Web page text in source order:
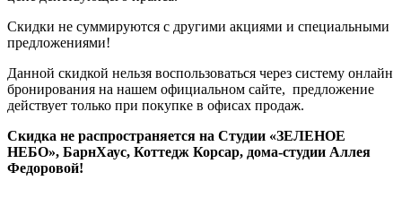
Скидки не суммируются с другими акциями и специальными
предложениями!
Данной скидкой нельзя воспользоваться через систему онлайн
бронирования на нашем официальном сайте, предложение
действует только при покупке в офисах продаж.
Скидка не распространяется на Студии «ЗЕЛЕНОЕ
НЕБО», БарнХаус, Коттедж Корсар, дома-студии Аллея
Федоровой!